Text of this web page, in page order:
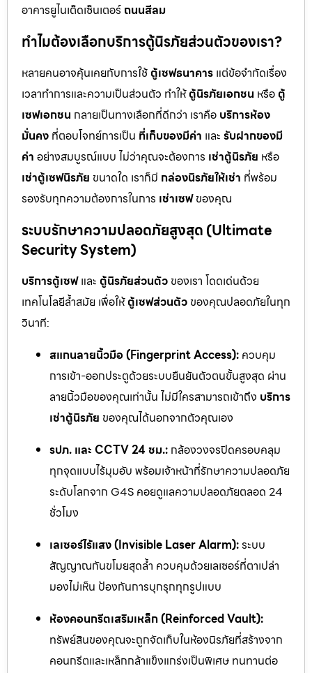
อาคารยูไนเต็ดเซ็นเตอร์ ถนนสีลม
ทำไมต้องเลือกบริการตู้นิรภัยส่วนตัวของเรา?
หลายคนอาจคุ้นเคยกับการใช้ ตู้เซฟธนาคาร แต่ข้อจำกัดเรื่อง
เวลาทำการและความเป็นส่วนตัว ทำให้ตู้นิรภัยเอกชน หรือ ตู้
เซฟเอกชน กลายเป็นทางเลือกที่ดีกว่า เราคือ บริการห้อง
มั่นคง ที่ตอบโจทย์การเป็น ที่เก็บของมีค่า และ รับฝากของมี
ค่า อย่างสมบูรณ์แบบ ไม่ว่าคุณจะต้องการ เช่าตู้นิรภัย หรือ
เช่าตู้เซฟนิรภัย ขนาดใด เราก็มี กล่องนิรภัยให้เช่า ที่พร้อม
รองรับทุกความต้องการในการ เช่าเซฟของคุณ
ระบบรักษาความปลอดภัยสูงสุด (Ultimate
Security System)
บริการตู้เซฟและ ตู้นิรภัยส่วนตัว ของเรา โดดเด่นด้วย
เทคโนโลยีล้ำสมัย เพื่อให้ตู้เซฟส่วนตัว ของคุณปลอดภัยในทุก
วินาที:
สแกนลายนิ้วมือ (Fingerprint Access): ควบคุม
การเข้า-ออกประตูด้วยระบบยืนยันตัวตนขั้นสูงสุด ผ่าน
ลายนิ้วมือของคุณเท่านั้น ไม่มีใครสามารถเข้าถึง บริการ
เช่าตู้นิรภัย ของคุณได้นอกจากตัวคุณเอง
รปภ. และ CCTV 24 ชม.: กล้องวงจรปิดครอบคลุม
ทุกจุดแบบไร้มุมอับ พร้อมเจ้าหน้าที่รักษาความปลอดภัย
ระดับโลกจาก G4S คอยดูแลความปลอดภัยตลอด 24
ชั่วโมง
เลเซอร์ไร้แสง (Invisible Laser Alarm):ระบบ
สัญญาณกันขโมยสุดล้ำ ควบคุมด้วยเลเซอร์ที่ตาเปล่า
มองไม่เห็น ป้องกันการบุกรุกทุกรูปแบบ
ห้องคอนกรีตเสริมเหล็ก (Reinforced Vault):
ทรัพย์สินของคุณจะถูกจัดเก็บในห้องนิรภัยที่สร้างจาก
คอนกรีตและเหล็กกล้าแข็งแกร่งเป็นพิเศษ ทนทานต่อ